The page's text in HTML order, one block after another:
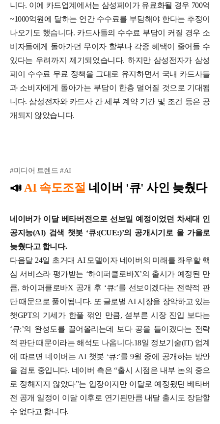
니다. 이에 카드업계에서는 삼성페이가 유료화될 경우 700억
~1000억원에 달하는 연간 수수료를 부담해야 한다는 추정이
나오기도 했습니다. 카드사들의 수수료 부담이 커질 경우 소
비자들에게 돌아가던 무이자 할부나 각종 혜택이 줄어들 수
있다는 우려까지 제기되었습니다. 하지만 삼성전자가 삼성
페이 수수료 무료 정책을 그대로 유지하면서 국내 카드사들
과 소비자에게 돌아가는 부담이 한층 덜어질 것으로 기대됩
니다. 삼성전자와 카드사 간 세부 계약 기간 및 조건 등은 공
개되지 않았습니다.
#미디어 트렌드 #AI
📣 AI 속도조절 네이버 '큐' 사인 늦췄다
네이버가 이달 베타버전으로 선보일 예정이었던 차세대 인
공지능(AI) 검색 챗봇 ‘큐:(CUE:)’의 공개시기로 올 가을로
늦췄다고 합니다.
다음달 24일 초거대 AI 모델이자 네이버의 미래를 좌우할 핵
심 서비스라 평가받는 ‘하이퍼클로바X’의 출시가 예정된 만
큼, 하이퍼클로바X 공개 후 ‘큐:’를 선보이겠다는 전략적 판
단 때문으로 풀이됩니다. 또 글로벌 AI 시장을 장악하고 있는
챗GPT의 기세가 한풀 꺾인 만큼, 섣부른 시장 진입 보다는
‘큐:’의 완성도를 끌어올리는데 보다 공을 들이겠다는 전략
적 판단 때문이라는 해석도 나옵니다.18일 정보기술(IT) 업계
에 따르면 네이버는 AI 챗봇 ‘큐:’를 9월 중에 공개하는 방안
을 검토 중입니다. 네이버 측은 “출시 시점은 내부 논의 중으
로 정해지지 않았다”는 입장이지만 이달로 예정됐던 베타버
전 공개 일정이 이달 이후로 연기된만큼 내달 출시도 장담할
수 없다고 합니다.